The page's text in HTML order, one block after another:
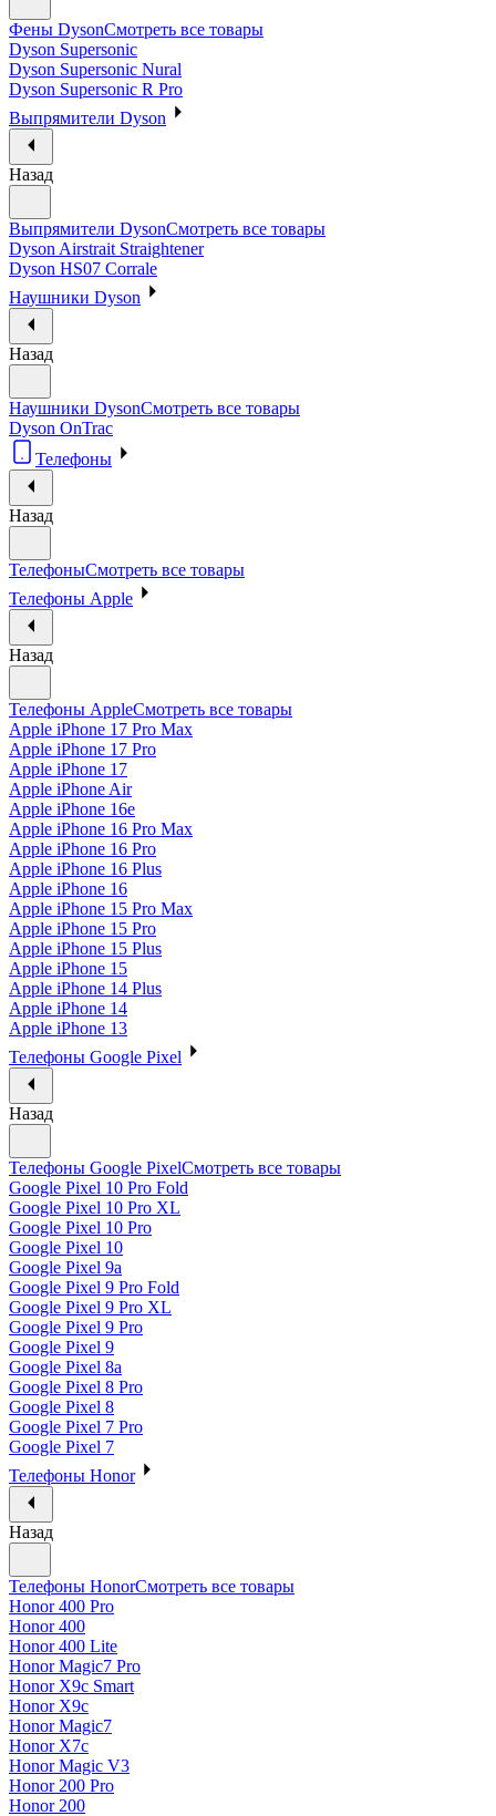
Фены DysonСмотреть все товары
Dyson Supersonic
Dyson Supersonic Nural
Dyson Supersonic R Pro
Выпрямители Dyson
Назад
Выпрямители DysonСмотреть все товары
Dyson Airstrait Straightener
Dyson HS07 Corrale
Наушники Dyson
Назад
Наушники DysonСмотреть все товары
Dyson OnTrac
Телефоны
Назад
ТелефоныСмотреть все товары
Телефоны Apple
Назад
Телефоны AppleСмотреть все товары
Apple iPhone 17 Pro Max
Apple iPhone 17 Pro
Apple iPhone 17
Apple iPhone Air
Apple iPhone 16e
Apple iPhone 16 Pro Max
Apple iPhone 16 Pro
Apple iPhone 16 Plus
Apple iPhone 16
Apple iPhone 15 Pro Max
Apple iPhone 15 Pro
Apple iPhone 15 Plus
Apple iPhone 15
Apple iPhone 14 Plus
Apple iPhone 14
Apple iPhone 13
Телефоны Google Pixel
Назад
Телефоны Google PixelСмотреть все товары
Google Pixel 10 Pro Fold
Google Pixel 10 Pro XL
Google Pixel 10 Pro
Google Pixel 10
Google Pixel 9a
Google Pixel 9 Pro Fold
Google Pixel 9 Pro XL
Google Pixel 9 Pro
Google Pixel 9
Google Pixel 8a
Google Pixel 8 Pro
Google Pixel 8
Google Pixel 7 Pro
Google Pixel 7
Телефоны Honor
Назад
Телефоны HonorСмотреть все товары
Honor 400 Pro
Honor 400
Honor 400 Lite
Honor Magic7 Pro
Honor X9c Smart
Honor X9c
Honor Magic7
Honor X7c
Honor Magic V3
Honor 200 Pro
Honor 200